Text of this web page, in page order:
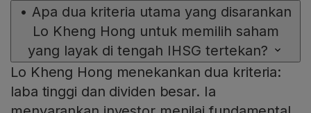
• Apa dua kriteria utama yang disarankan
Lo Kheng Hong untuk memilih saham
yang layak di tengah IHSG tertekan?
Lo Kheng Hong menekankan dua kriteria:
laba tinggi dan dividen besar. Ia